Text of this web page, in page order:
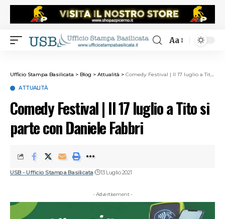
Aa
Ufficio Stampa Basilicata > Blog > Attualità > Comedy Festival | Il 17 luglio a Tito si parte con Daniele Fabbri
ATTUALITÀ
Comedy Festival | Il 17 luglio a Tito si
parte con Daniele Fabbri
USB - Ufficio Stampa Basilicata 13 Luglio 2021
- Advertisement -